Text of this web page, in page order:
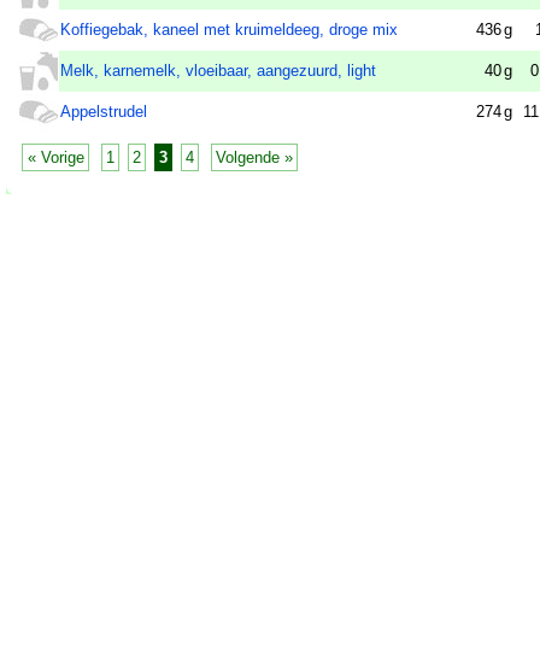
Koffiegebak, kaneel met kruimeldeeg, droge mix 436g
Melk, karnemelk, vloeibaar, aangezuurd, light 40g
Appelstrudel 274g
« Vorige 1 2 3 4 Volgende »